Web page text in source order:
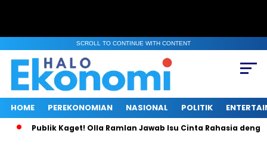
SCROLL TO CONTINUE WITH CONTENT
HOME PEREKONOMIAN NASIONAL POLITIK
Publik Kaget! Olla Ramlan Jawab Isu Cinta Rahasia dengan